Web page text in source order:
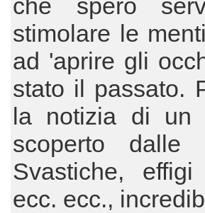
che spero
stimolare le
ad 'aprire gli
stato il passato.
la notizia di un
scoperto dalle
Svastiche,
ecc. ecc.,